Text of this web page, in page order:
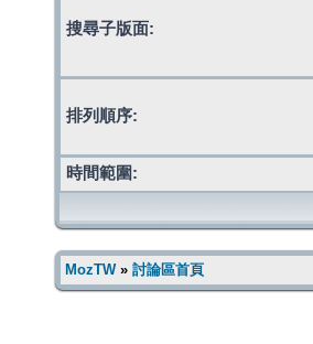
搜尋子版面:
排列順序:
時間範圍:
MozTW» 討論區首頁